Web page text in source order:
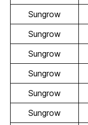
Sungrow
Sungrow
Sungrow
Sungrow
Sungrow
Sungrow